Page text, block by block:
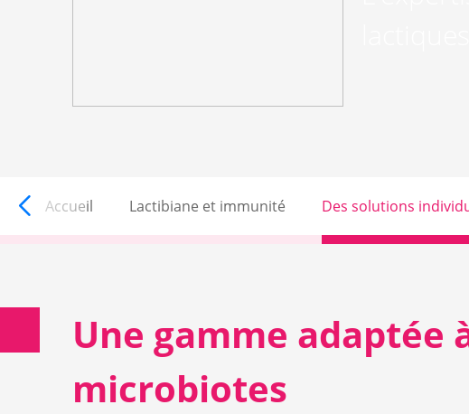
LACTIBIANE
Accueil Lactibiane et immunité Des solutions
Une gamme adaptée
microbiotes